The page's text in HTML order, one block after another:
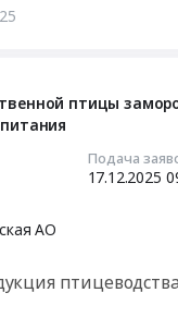
птицы
Подача
17.12.2025
АО
птицеводства